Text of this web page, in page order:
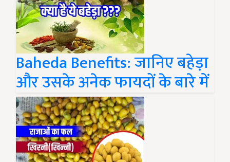
Baheda Benefits: जानिए बहेड़ा
और उसके अनेक फायदों के बारे में